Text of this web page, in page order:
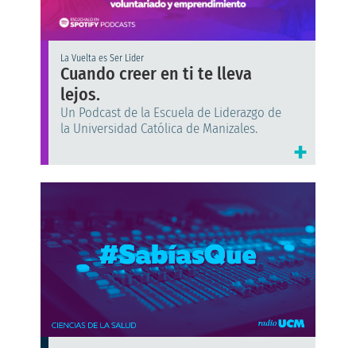
La Vuelta es Ser Líder
Cuando creer en ti te lleva
lejos.
Un Podcast de la Escuela de Liderazgo de
la Universidad Católica de Manizales.
+